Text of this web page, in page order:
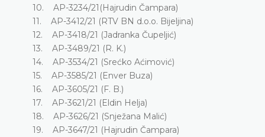
10. AP-3234/21(Hajrudin Čampara)
11. AP-3412/21 (RTV BN d.o.o. Bijeljina)
12. AP-3418/21 (Jadranka Čupeljić)
13. AP-3489/21 (R. K.)
14. AP-3534/21 (Srećko Aćimović)
15. AP-3585/21 (Enver Buza)
16. AP-3605/21 (F. B.)
17. AP-3621/21 (Eldin Helja)
18. AP-3626/21 (Snježana Malić)
19. AP-3647/21 (Hajrudin Čampara)